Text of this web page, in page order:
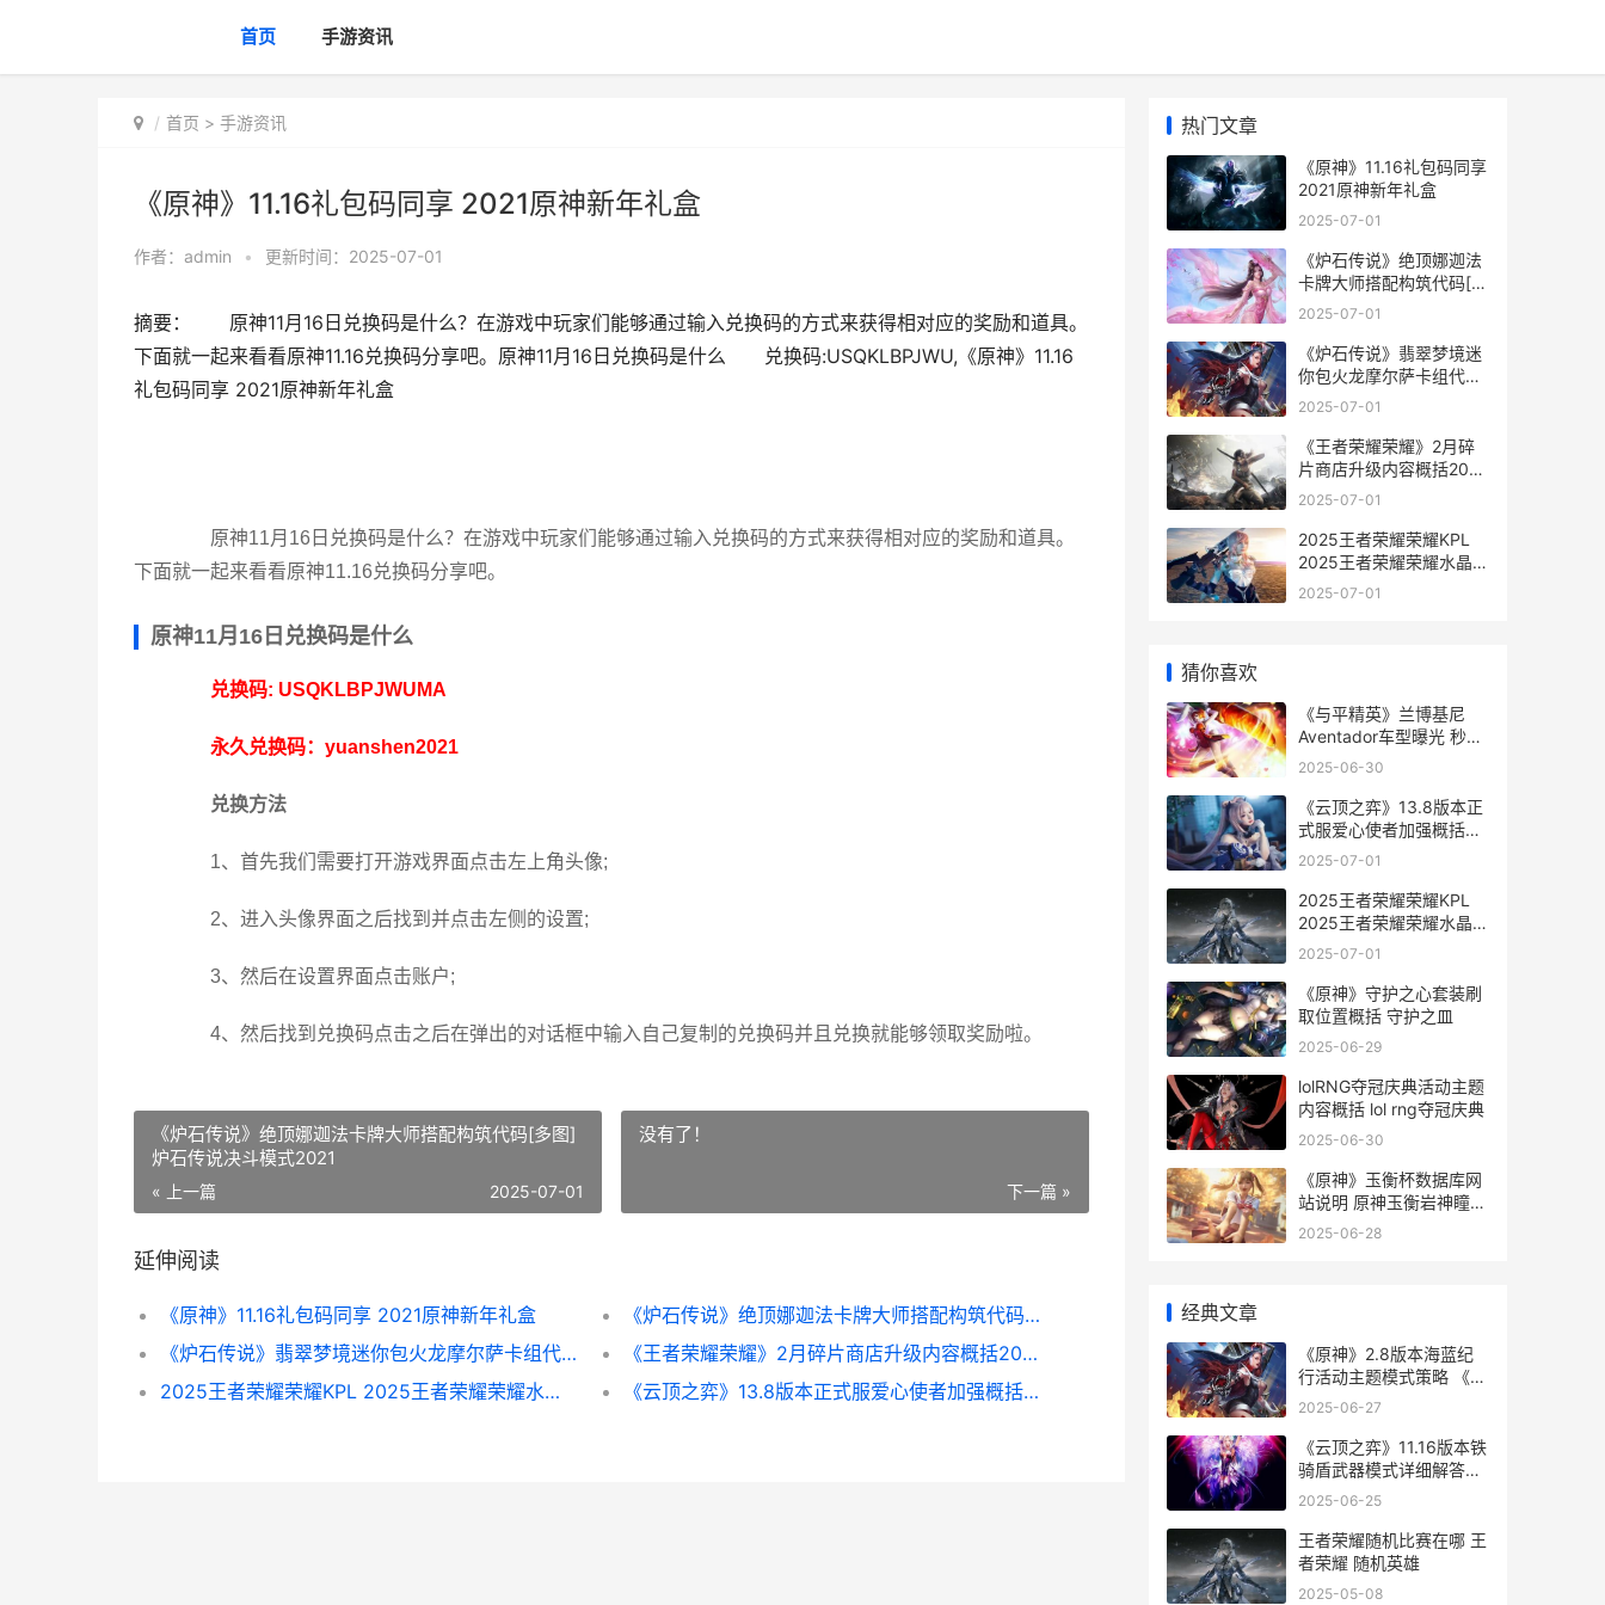
首页 手游资讯
首页 > 手游资讯
《原神》11.16礼包码同享 2021原神新年礼盒
作者： admin • 更新时间：2025-07-01
摘要： 原神11月16日兑换码是什么？在游戏中玩家们能够通过输入兑换码的方式来获得相对应的奖励和道具。
下面就一起来看看原神11.16兑换码分享吧。原神11月16日兑换码是什么 兑换码:USQKLBPJWU,《原神》11.16
礼包码同享 2021原神新年礼盒
原神11月16日兑换码是什么？在游戏中玩家们能够通过输入兑换码的方式来获得相对应的奖励和道具。
下面就一起来看看原神11.16兑换码分享吧。
原神11月16日兑换码是什么
兑换码: USQKLBPJWUMA
永久兑换码：yuanshen2021
兑换方法
1、首先我们需要打开游戏界面点击左上角头像;
2、进入头像界面之后找到并点击左侧的设置;
3、然后在设置界面点击账户;
4、然后找到兑换码点击之后在弹出的对话框中输入自己复制的兑换码并且兑换就能够领取奖励啦。
《炉石传说》绝顶娜迦法卡牌大师搭配构筑代码[多图]
炉石传说决斗模式2021
« 上一篇 2025-07-01
没有了！
下一篇 »
延伸阅读
《原神》11.16礼包码同享 2021原神新年礼盒
《炉石传说》绝顶娜迦法卡牌大师搭配构筑代码[多图] 炉石传说决斗模式2021
《炉石传说》翡翠梦境迷你包火龙摩尔萨卡组代码策略 炉石传说翡翠蜂后
《王者荣耀荣耀》2月碎片商店升级内容概括2023 王者荣耀荣耀称号哪个含金量最高
2025王者荣耀荣耀KPL 2025王者荣耀荣耀水晶3倍咋样
《云顶之弈》13.8版本正式服爱心使者加强概括 《云顶之弈》S12赛季中五费卡的具体数量是多少-
热门文章
《原神》11.16礼包码同享
2021原神新年礼盒
2025-07-01
《炉石传说》绝顶娜迦法
卡牌大师搭配构筑代码[多
图] 炉石传说决斗模式
2025-07-01
《炉石传说》翡翠梦境迷
你包火龙摩尔萨卡组代码
策略 炉石传说翡翠蜂后
2025-07-01
《王者荣耀荣耀》2月碎
片商店升级内容概括2023
王者荣耀荣耀称号哪个含
2025-07-01
2025王者荣耀荣耀KPL
2025王者荣耀荣耀水晶3
倍咋样
2025-07-01
猜你喜欢
《与平精英》兰博基尼
Aventador车型曝光 秒懂
百科和平精英
2025-06-30
《云顶之弈》13.8版本正
式服爱心使者加强概括
《云顶之弈》S12赛季中
2025-07-01
2025王者荣耀荣耀KPL
2025王者荣耀荣耀水晶3
倍咋样
2025-07-01
《原神》守护之心套装刷
取位置概括 守护之皿
2025-06-29
lolRNG夺冠庆典活动主题
内容概括 lol rng夺冠庆典
2025-06-30
《原神》玉衡杯数据库网
站说明 原神玉衡岩神瞳怎
么拿
2025-06-28
经典文章
《原神》2.8版本海蓝纪
行活动主题模式策略 《原
神》2.8版本更新时间
2025-06-27
《云顶之弈》11.16版本铁
骑盾武器模式详细解答
《云顶之弈》S13赛季中
2025-06-25
王者荣耀随机比赛在哪 王
者荣耀 随机英雄
2025-05-08